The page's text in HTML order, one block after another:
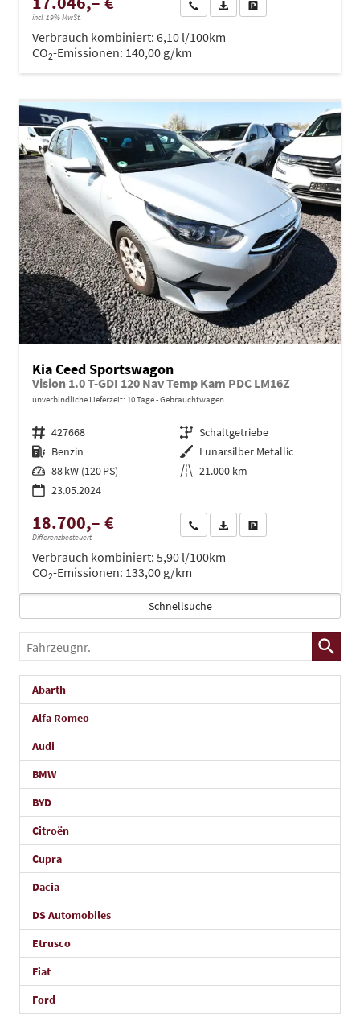
incl. 19% MwSt.
Wir rufen Sie anPDF-Datei, Fahrzeugexposé
Verbrauch kombiniert: 6,10 l/100km
CO2-Emissionen: 140,00 g/km
Kia Ceed Sportswagon
Vision 1.0 T-GDI 120 Nav Temp Kam PDC LM16Z
unverbindliche Lieferzeit: 10 Tage Gebrauchtwagen
Fahrzeugnr. 427668 Getriebe Schaltgetriebe
Kraftstoff Benzin Außenfarbe Lunarsilber Metallic
Leistung 88 kW (120 PS) Kilometerstand 21.000 km
23.05.2024
18.700,– €
Differenzbesteuert
Wir rufen Sie anPDF-Datei, Fahrzeugexposé
Verbrauch kombiniert: 5,90 l/100km
CO2-Emissionen: 133,00 g/km
Schnellsuche
Fahrzeugnr.
Abarth
Alfa Romeo
Audi
BMW
BYD
Citroën
Cupra
Dacia
DS Automobiles
Etrusco
Fiat
Ford